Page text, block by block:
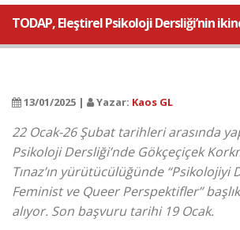
TODAP, Eleştirel Psikoloji Dersliği’nin
13/01/2025 | Yazar: Kaos GL
22 Ocak-26 Şubat tarihleri arasında
Psikoloji Dersliği’nde Gökçeçiçek
Tınaz’ın yürütücülüğünde
Feminist ve Queer Perspektifler”
alıyor. Son başvuru tarihi 19 Ocak.